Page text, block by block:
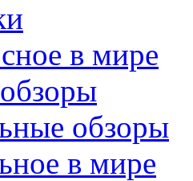
в мире
обзоры
в мире